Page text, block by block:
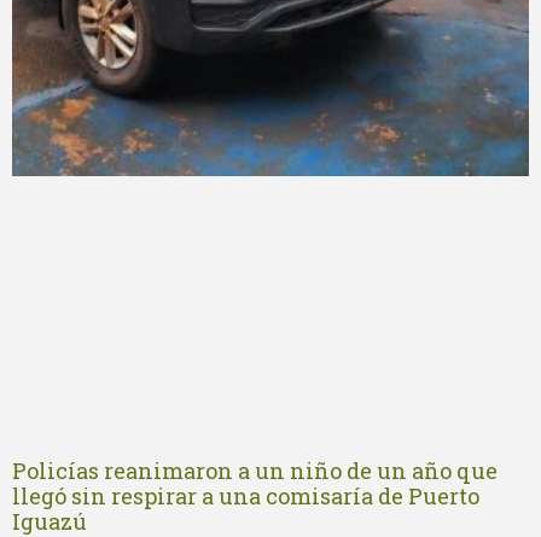
Policías reanimaron a un niño de un año que
llegó sin respirar a una comisaría de Puerto
Iguazú